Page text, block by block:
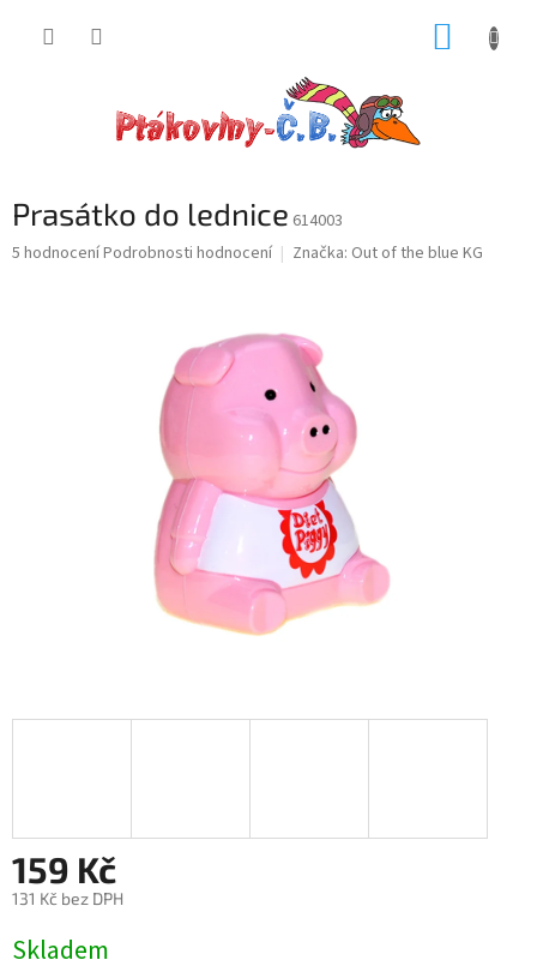
Prasátko do lednice 614003
Průměrné
5 hodnoceníPodrobnosti hodnocení Značka: Out of the blue KG
159 Kč
131 Kč bez DPH
cena:
Skladem